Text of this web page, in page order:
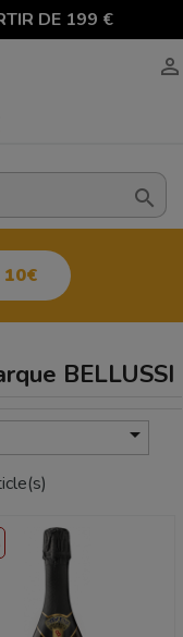
DE 199 €


10€
BELLUSSI
